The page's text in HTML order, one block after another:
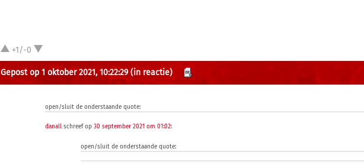
+1/-0
Gepost op 1 oktober 2021, 10:22:29 (in reactie)
open/sluit de onderstaande quote:
danall schreef op30 september 2021 om 01:02:
open/sluit de onderstaande quote: